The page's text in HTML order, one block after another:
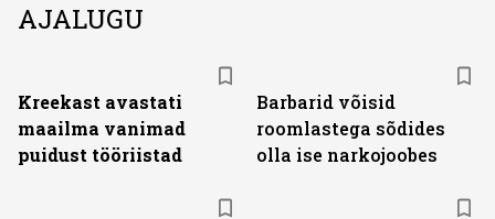
AJALUGU
Kreekast avastati
maailma vanimad
puidust tööriistad
Barbarid võisid
roomlastega sõdides
olla ise narkojoobes